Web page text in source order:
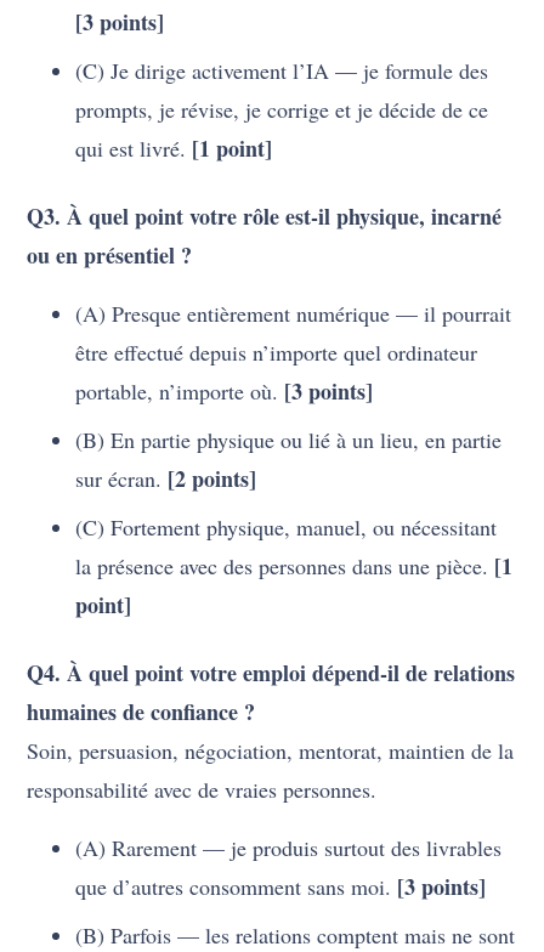
[3 points]
(C) Je dirige activement l’IA — je formule des
prompts, je révise, je corrige et je décide de ce
qui est livré. [1 point]
Q3. À quel point votre rôle est-il physique, incarné
ou en présentiel ?
(A) Presque entièrement numérique — il pourrait
être effectué depuis n’importe quel ordinateur
portable, n’importe où. [3 points]
(B) En partie physique ou lié à un lieu, en partie
sur écran. [2 points]
(C) Fortement physique, manuel, ou nécessitant
la présence avec des personnes dans une pièce. [1
point]
Q4. À quel point votre emploi dépend-il de relations
humaines de confiance ?
Soin, persuasion, négociation, mentorat, maintien de la
responsabilité avec de vraies personnes.
(A) Rarement — je produis surtout des livrables
que d’autres consomment sans moi. [3 points]
(B) Parfois — les relations comptent mais ne sont